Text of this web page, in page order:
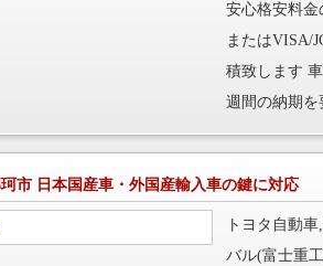
安心格安料金
またはVISA/
積致します
週間の納期を
那珂市 日本国産車・外国産輸入車の鍵に対応
トヨタ自動
バル(富士重